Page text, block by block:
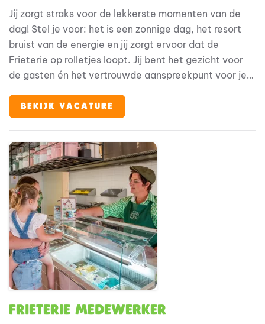
Jij zorgt straks voor de lekkerste momenten van de
dag! Stel je voor: het is een zonnige dag, het resort
bruist van de energie en jij zorgt ervoor dat de
Frieterie op rolletjes loopt. Jij bent het gezicht voor
de gasten én het vertrouwde aanspreekpunt voor je
werk zo leuk. Bij Familie Resort Molenwaard draait
alles om beleving. Onze gasten -gezinnen met jonge
draagt daar elke dag aan bij, met een glimlach en een
goed bakje friet, heerlijke pizza of vers geschept ijsje
geserveerd vanuit de Frieterie.
BEKIJK VACATURE
Frieterie medewerker